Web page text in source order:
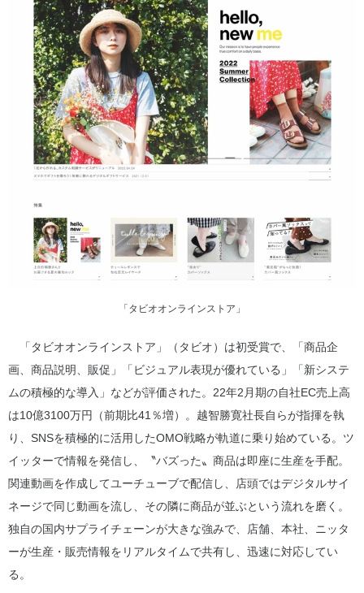
「タビオオンラインストア」
「タビオオンラインストア」（タビオ）は初受賞で、「商品企
画、商品説明、販促」「ビジュアル表現が優れている」「新システ
ムの積極的な導入」などが評価された。22年2月期の自社EC売上高
は10億3100万円（前期比41％増）。越智勝寛社長自らが指揮を執
り、SNSを積極的に活用したOMO戦略が軌道に乗り始めている。ツ
イッターで情報を発信し、〝バズった〟商品は即座に生産を手配。
関連動画を作成してユーチューブで配信し、店頭ではデジタルサイ
ネージで同じ動画を流し、その隣に商品が並ぶという流れを磨く。
独自の国内サプライチェーンが大きな強みで、店舗、本社、ニッタ
ーが生産・販売情報をリアルタイムで共有し、迅速に対応してい
る。